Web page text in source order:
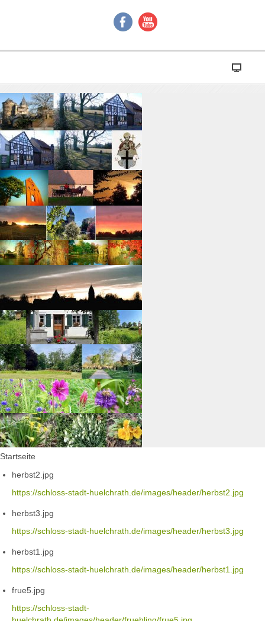
Startseite
herbst2.jpg
https://schloss-stadt-huelchrath.de/images/header/herbst2.jpg
herbst3.jpg
https://schloss-stadt-huelchrath.de/images/header/herbst3.jpg
herbst1.jpg
https://schloss-stadt-huelchrath.de/images/header/herbst1.jpg
frue5.jpg
https://schloss-stadt-